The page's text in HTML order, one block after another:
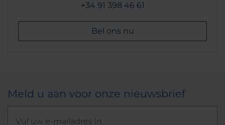
+34 91 398 46 61
Bel ons nu
Meld u aan voor onze nieuwsbrief